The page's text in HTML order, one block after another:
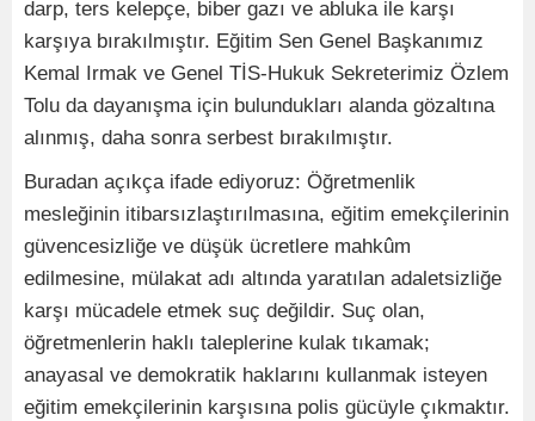
darp, ters kelepçe, biber gazı ve abluka ile karşı
karşıya bırakılmıştır. Eğitim Sen Genel Başkanımız
Kemal Irmak ve Genel TİS-Hukuk Sekreterimiz Özlem
Tolu da dayanışma için bulundukları alanda gözaltına
alınmış, daha sonra serbest bırakılmıştır.
Buradan açıkça ifade ediyoruz: Öğretmenlik
mesleğinin itibarsızlaştırılmasına, eğitim emekçilerinin
güvencesizliğe ve düşük ücretlere mahkûm
edilmesine, mülakat adı altında yaratılan adaletsizliğe
karşı mücadele etmek suç değildir. Suç olan,
öğretmenlerin haklı taleplerine kulak tıkamak;
anayasal ve demokratik haklarını kullanmak isteyen
eğitim emekçilerinin karşısına polis gücüyle çıkmaktır.